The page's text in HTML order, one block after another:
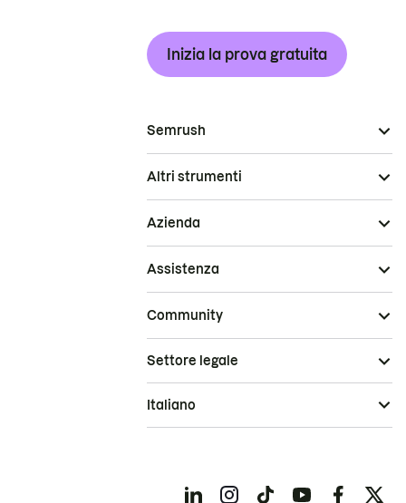
Inizia la prova gratuita
Semrush
Altri strumenti
Azienda
Assistenza
Community
Settore legale
Italiano